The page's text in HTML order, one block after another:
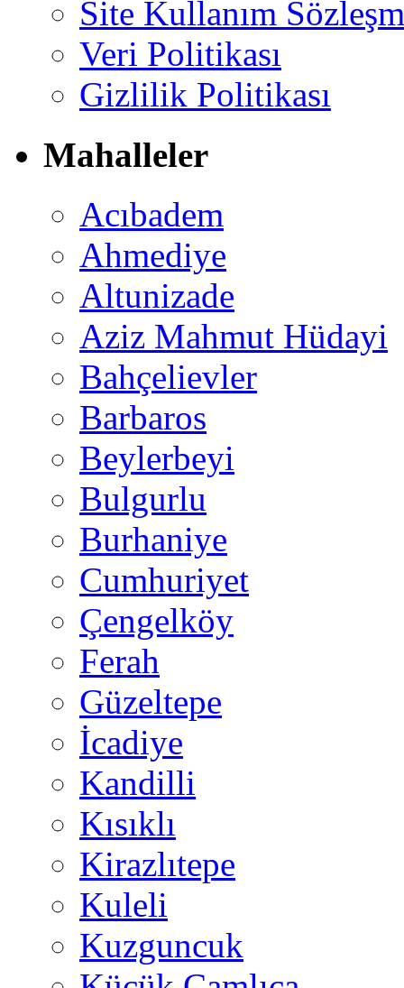
Site Kullanım
Veri Politikası
Gizlilik Politikası
Mahalleler
Acıbadem
Ahmediye
Altunizade
Aziz Mahmut Hüdayi
Bahçelievler
Barbaros
Beylerbeyi
Bulgurlu
Burhaniye
Cumhuriyet
Çengelköy
Ferah
Güzeltepe
İcadiye
Kandilli
Kısıklı
Kirazlıtepe
Kuleli
Kuzguncuk